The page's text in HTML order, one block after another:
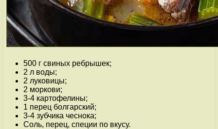
500 г свиных ребрышек;
2 л воды;
2 луковицы;
2 моркови;
3-4 картофелины;
1 перец болгарский;
3-4 зубчика чеснока;
Соль, перец, специи по вкусу.